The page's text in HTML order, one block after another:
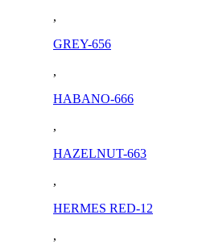
,
GREY-656
,
HABANO-666
,
HAZELNUT-663
,
HERMES RED-12
,